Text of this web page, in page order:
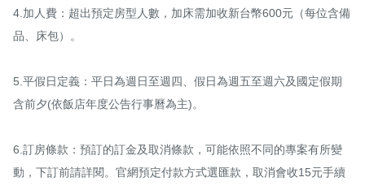
4.加人費：超出預定房型人數，加床需加收新台幣600元（每位含備
品、床包）。
5.平假日定義：平日為週日至週四、假日為週五至週六及國定假期
含前夕(依飯店年度公告行事曆為主)。
6.訂房條款：預訂的訂金及取消條款，可能依照不同的專案有所變
動，下訂前請詳閱。官網預定付款方式選匯款，取消會收15元手續